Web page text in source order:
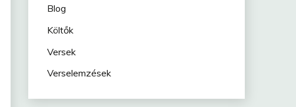
Blog
Költők
Versek
Verselemzések